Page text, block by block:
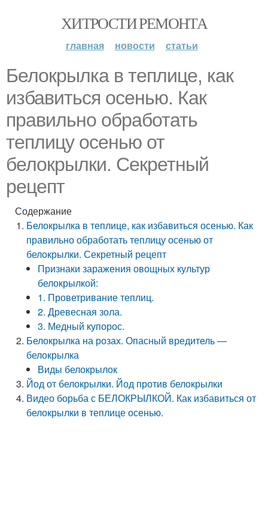
ХИТРОСТИ РЕМОНТА
главная новости статьи
Белокрылка в теплице, как
избавиться осенью. Как
правильно обработать
теплицу осенью от
белокрылки. Секретный
рецепт
Содержание
Белокрылка в теплице, как избавиться осенью. Как
правильно обработать теплицу осенью от
белокрылки. Секретный рецепт
Признаки заражения овощных культур
белокрылкой:
1. Проветривание теплиц.
2. Древесная зола.
3. Медный купорос.
Белокрылка на розах. Опасный вредитель —
белокрылка
Виды белокрылок
Йод от белокрылки. Йод против белокрылки
Видео борьба с БЕЛОКРЫЛКОЙ. Как избавиться от
белокрылки в теплице осенью.